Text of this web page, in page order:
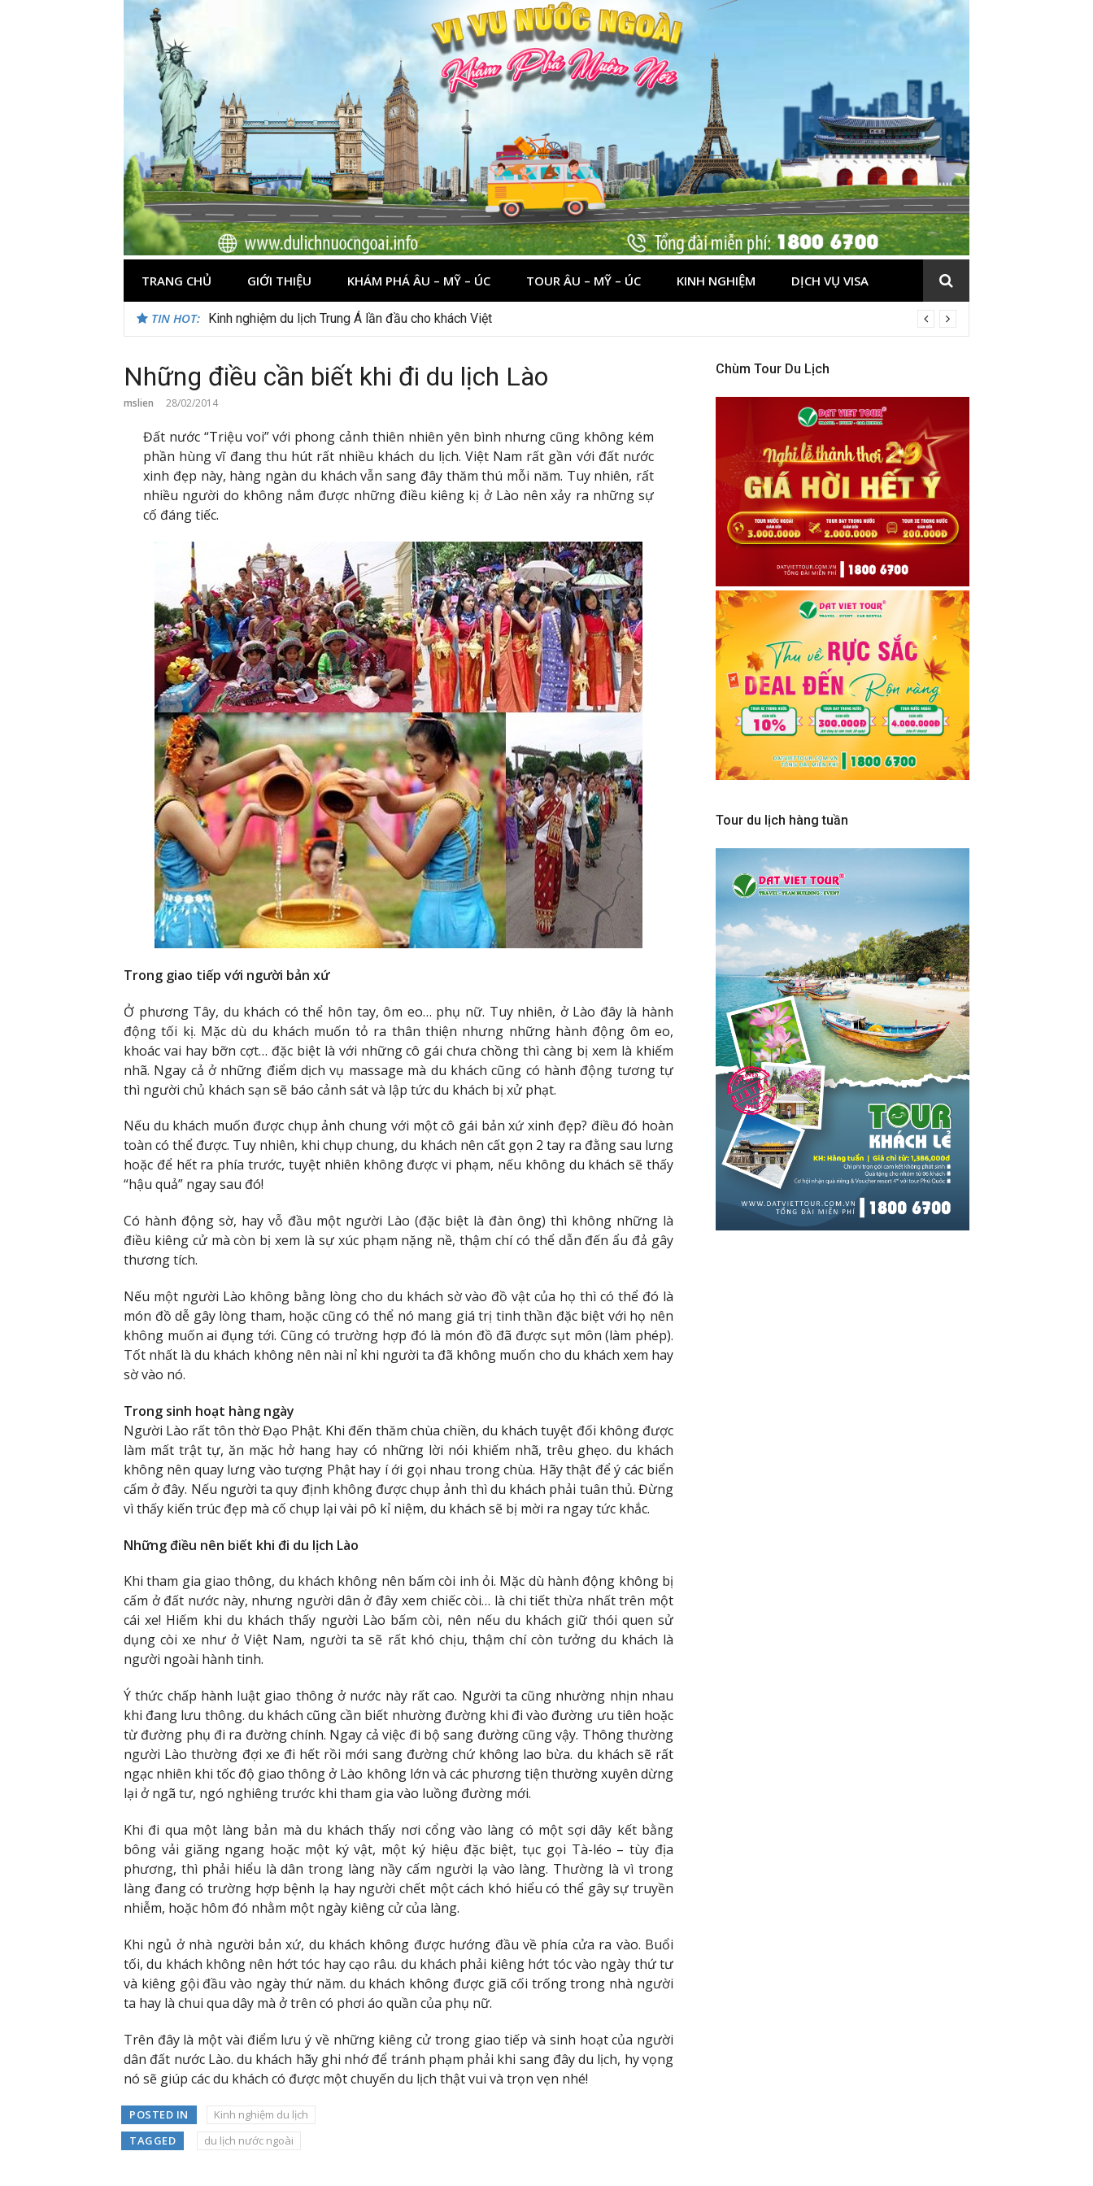
TRANG CHỦ GIỚI THIỆU KHÁM PHÁ ÂU – MỸ – ÚC TOUR ÂU – MỸ – ÚC KINH NGHIỆM DỊCH VỤ VISA
TIN HOT: Du lịch Maldives – Lần đầu nên đi đâu, chơi gì?
Những điều cần biết khi đi du lịch Lào
mslien 28/02/2014
Đất nước “Triệu voi” với phong cảnh thiên nhiên yên bình nhưng cũng không kém
phần hùng vĩ đang thu hút rất nhiều khách du lịch. Việt Nam rất gần với đất nước
xinh đẹp này, hàng ngàn du khách vẫn sang đây thăm thú mỗi năm. Tuy nhiên, rất
nhiều người do không nắm được những điều kiêng kị ở Lào nên xảy ra những sự
cố đáng tiếc.
Trong giao tiếp với người bản xứ
Ở phương Tây, du khách có thể hôn tay, ôm eo… phụ nữ. Tuy nhiên, ở Lào đây là hành
động tối kị. Mặc dù du khách muốn tỏ ra thân thiện nhưng những hành động ôm eo,
khoác vai hay bỡn cợt… đặc biệt là với những cô gái chưa chồng thì càng bị xem là khiếm
nhã. Ngay cả ở những điểm dịch vụ massage mà du khách cũng có hành động tương tự
thì người chủ khách sạn sẽ báo cảnh sát và lập tức du khách bị xử phạt.
Nếu du khách muốn được chụp ảnh chung với một cô gái bản xứ xinh đẹp? điều đó hoàn
toàn có thể được. Tuy nhiên, khi chụp chung, du khách nên cất gọn 2 tay ra đằng sau lưng
hoặc để hết ra phía trước, tuyệt nhiên không được vi phạm, nếu không du khách sẽ thấy
“hậu quả” ngay sau đó!
Có hành động sờ, hay vỗ đầu một người Lào (đặc biệt là đàn ông) thì không những là
điều kiêng cử mà còn bị xem là sự xúc phạm nặng nề, thậm chí có thể dẫn đến ẩu đả gây
thương tích.
Nếu một người Lào không bằng lòng cho du khách sờ vào đồ vật của họ thì có thể đó là
món đồ dễ gây lòng tham, hoặc cũng có thể nó mang giá trị tinh thần đặc biệt với họ nên
không muốn ai đụng tới. Cũng có trường hợp đó là món đồ đã được sụt môn (làm phép).
Tốt nhất là du khách không nên nài nỉ khi người ta đã không muốn cho du khách xem hay
sờ vào nó.
Trong sinh hoạt hàng ngày
Người Lào rất tôn thờ Đạo Phật. Khi đến thăm chùa chiền, du khách tuyệt đối không được
làm mất trật tự, ăn mặc hở hang hay có những lời nói khiếm nhã, trêu ghẹo. du khách
không nên quay lưng vào tượng Phật hay í ới gọi nhau trong chùa. Hãy thật để ý các biển
cấm ở đây. Nếu người ta quy định không được chụp ảnh thì du khách phải tuân thủ. Đừng
vì thấy kiến trúc đẹp mà cố chụp lại vài pô kỉ niệm, du khách sẽ bị mời ra ngay tức khắc.
Những điều nên biết khi đi du lịch Lào
Khi tham gia giao thông, du khách không nên bấm còi inh ỏi. Mặc dù hành động không bị
cấm ở đất nước này, nhưng người dân ở đây xem chiếc còi… là chi tiết thừa nhất trên một
cái xe! Hiếm khi du khách thấy người Lào bấm còi, nên nếu du khách giữ thói quen sử
dụng còi xe như ở Việt Nam, người ta sẽ rất khó chịu, thậm chí còn tưởng du khách là
người ngoài hành tinh.
Ý thức chấp hành luật giao thông ở nước này rất cao. Người ta cũng nhường nhịn nhau
khi đang lưu thông. du khách cũng cần biết nhường đường khi đi vào đường ưu tiên hoặc
từ đường phụ đi ra đường chính. Ngay cả việc đi bộ sang đường cũng vậy. Thông thường
người Lào thường đợi xe đi hết rồi mới sang đường chứ không lao bừa. du khách sẽ rất
ngạc nhiên khi tốc độ giao thông ở Lào không lớn và các phương tiện thường xuyên dừng
lại ở ngã tư, ngó nghiêng trước khi tham gia vào luồng đường mới.
Khi đi qua một làng bản mà du khách thấy nơi cổng vào làng có một sợi dây kết bằng
bông vải giăng ngang hoặc một ký vật, một ký hiệu đặc biệt, tục gọi Tà-léo – tùy địa
phương, thì phải hiểu là dân trong làng nầy cấm người lạ vào làng. Thường là vì trong
làng đang có trường hợp bệnh lạ hay người chết một cách khó hiểu có thể gây sự truyền
nhiễm, hoặc hôm đó nhằm một ngày kiêng cử của làng.
Khi ngủ ở nhà người bản xứ, du khách không được hướng đầu về phía cửa ra vào. Buổi
tối, du khách không nên hớt tóc hay cạo râu. du khách phải kiêng hớt tóc vào ngày thứ tư
và kiêng gội đầu vào ngày thứ năm. du khách không được giã cối trống trong nhà người
ta hay là chui qua dây mà ở trên có phơi áo quần của phụ nữ.
Trên đây là một vài điểm lưu ý về những kiêng cử trong giao tiếp và sinh hoạt của người
dân đất nước Lào. du khách hãy ghi nhớ để tránh phạm phải khi sang đây du lịch, hy vọng
nó sẽ giúp các du khách có được một chuyến du lịch thật vui và trọn vẹn nhé!
POSTED IN
Kinh nghiệm du lịch
TAGGED
du lịch nước ngoài
Chùm Tour Du Lịch
Tour du lịch hàng tuần